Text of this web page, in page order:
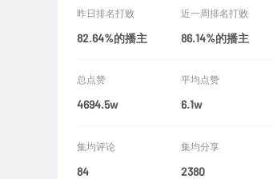
昨日排名打败
82.64%的播主
近一周排名打败
86.14%的播主
总点赞
4694.5w
平均点赞
6.1w
集均评论
84
集均分享
2380